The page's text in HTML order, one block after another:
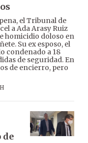
el Tribunal de
a Ada Arasy Ruiz
homicidio doloso en
Su ex esposo, el
condenado a 18
de seguridad. En
de encierro, pero